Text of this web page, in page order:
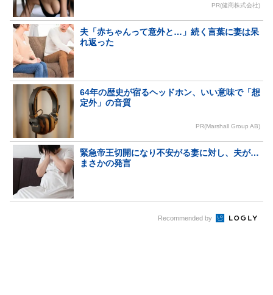
PR(健商株式会社)
夫「赤ちゃんって意外と…」続く言葉に妻は呆
れ返った
64年の歴史が宿るヘッドホン、いい意味で「想
定外」の音質
PR(Marshall Group AB)
緊急帝王切開になり不安がる妻に対し、夫が…
まさかの発言
Recommended by